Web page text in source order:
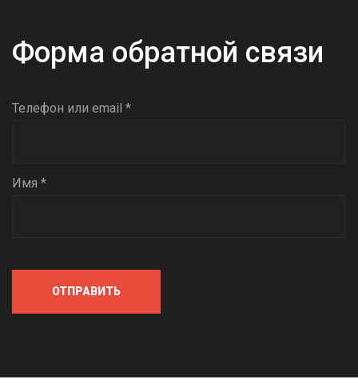
Форма обратной связи
Телефон или email *
Имя *
ОТПРАВИТЬ